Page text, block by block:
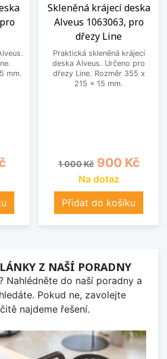
mm.
Skleněná krájecí deska
Alveus 1063063, pro
dřezy Line
Praktická skleněná krájecí
deska Alveus. Určeno pro
dřezy Line. Rozměr 355 x
215 x 15 mm.
Běžná cena
1 000 Kč Cena
900 Kč
Na dotaz
Přidat do košíku
Z NAŠÍ PORADNY
Nahlédněte do naší poradny a
Pokud ne, zavolejte
najdeme řešení.